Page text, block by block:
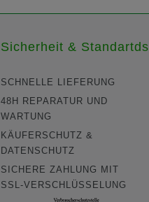
Sicherheit & Standartds
SCHNELLE LIEFERUNG
48H REPARATUR UND
WARTUNG
KÄUFERSCHUTZ &
DATENSCHUTZ
SICHERE ZAHLUNG MIT
SSL-VERSCHLÜSSELUNG